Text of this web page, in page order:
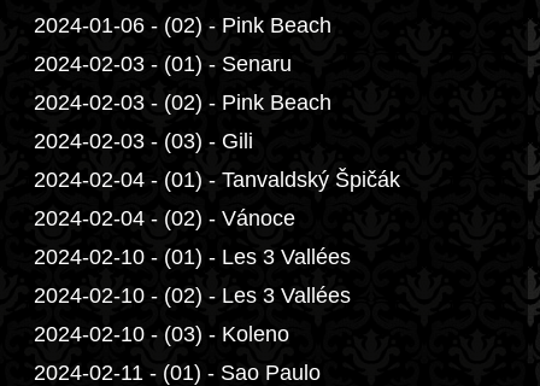
2024-01-06 - (02) - Pink Beach
2024-02-03 - (01) - Senaru
2024-02-03 - (02) - Pink Beach
2024-02-03 - (03) - Gili
2024-02-04 - (01) - Tanvaldský Špičák
2024-02-04 - (02) - Vánoce
2024-02-10 - (01) - Les 3 Vallées
2024-02-10 - (02) - Les 3 Vallées
2024-02-10 - (03) - Koleno
2024-02-11 - (01) - Sao Paulo